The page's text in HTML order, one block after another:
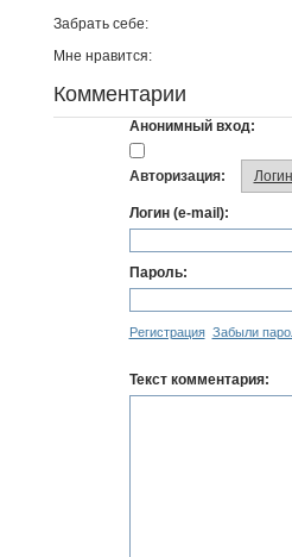
Забрать себе:
Мне нравится:
Комментарии
Анонимный вход:
Авторизация:
Логин (e-mail):
Пароль:
Регистрация Забыли
Текст комментария: